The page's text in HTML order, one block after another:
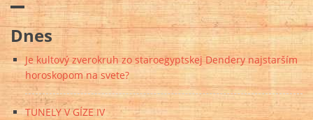
Dnes
Je kultový zverokruh zo staroegyptskej Dendery najstarším
horoskopom na svete?
TUNELY V GÍZE IV